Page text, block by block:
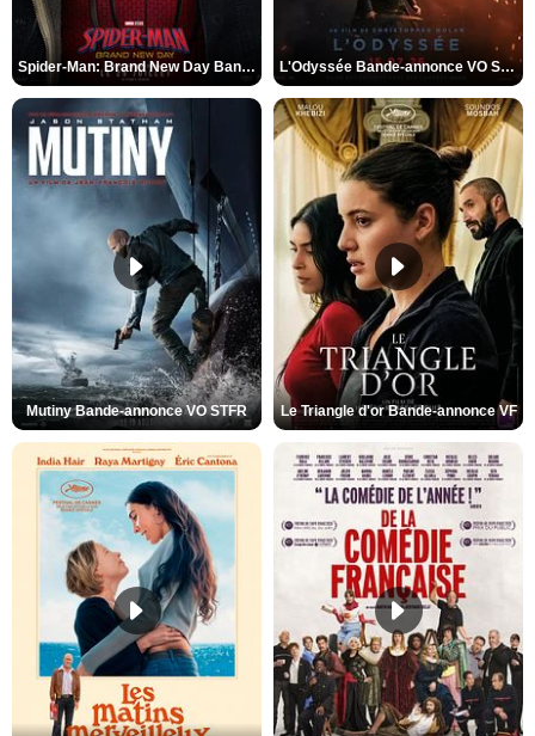
Spider-Man: Brand New Day Bande-annonce VO STFR L'Odyssée Bande-annonce VO STFR
Mutiny Bande-annonce VO STFR Le Triangle d'or Bande-annonce VF